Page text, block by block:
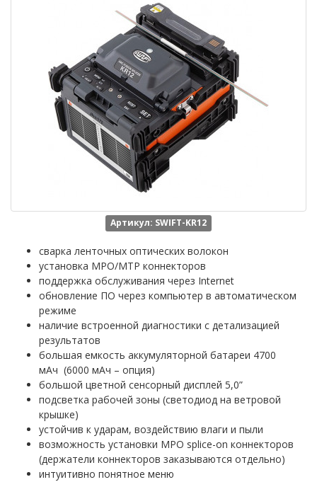
Артикул: SWIFT-KR12
сварка ленточных оптических волокон
установка MPO/MTP коннекторов
поддержка обслуживания через Internet
обновление ПО через компьютер в автоматическом
режиме
наличие встроенной диагностики с детализацией
результатов
большая емкость аккумуляторной батареи 4700
мАч (6000 мАч – опция)
большой цветной сенсорный дисплей 5,0”
подсветка рабочей зоны (светодиод на ветровой
крышке)
устойчив к ударам, воздействию влаги и пыли
возможность установки MPO splice-on коннекторов
(держатели коннекторов заказываются отдельно)
интуитивно понятное меню